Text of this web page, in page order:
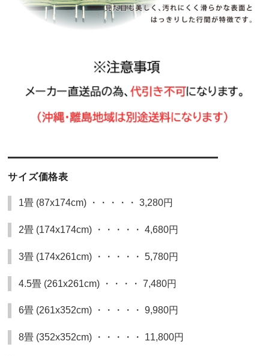
サイズ価格表
1畳 (87x174cm) ・・・・・ 3,280円
2畳 (174x174cm) ・・・・・ 4,680円
3畳 (174x261cm) ・・・・・ 5,780円
4.5畳 (261x261cm) ・・・・ 7,480円
6畳 (261x352cm) ・・・・・ 9,980円
8畳 (352x352cm) ・・・・・ 11,800円